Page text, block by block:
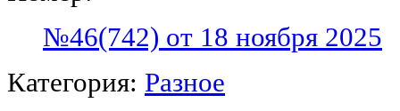
№46(742) от 18 ноября 2025
Категория: Разное